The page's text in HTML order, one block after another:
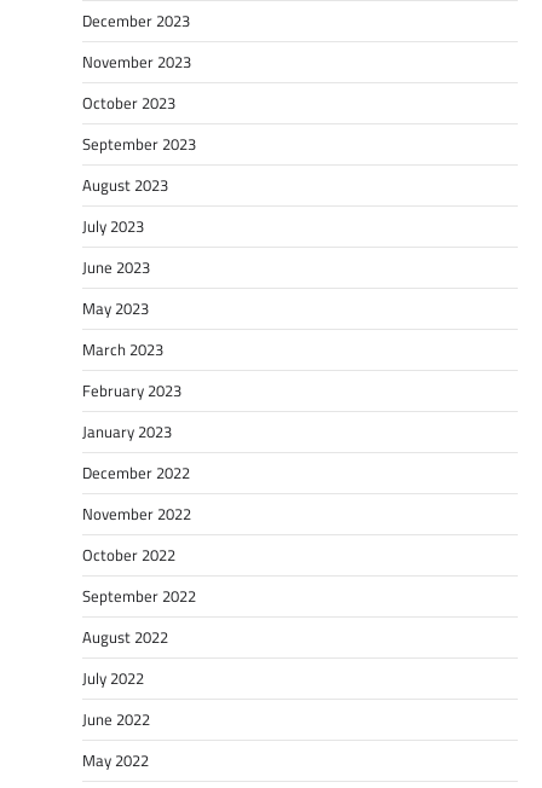
December 2023
November 2023
October 2023
September 2023
August 2023
July 2023
June 2023
May 2023
March 2023
February 2023
January 2023
December 2022
November 2022
October 2022
September 2022
August 2022
July 2022
June 2022
May 2022